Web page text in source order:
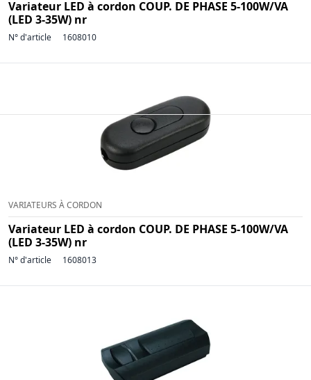
Variateur LED à cordon COUP. DE PHASE 5-100W/VA
(LED 3-35W) nr
N° d'article 1608010
VARIATEURS À CORDON
Variateur LED à cordon COUP. DE PHASE 5-100W/VA
(LED 3-35W) nr
N° d'article 1608013